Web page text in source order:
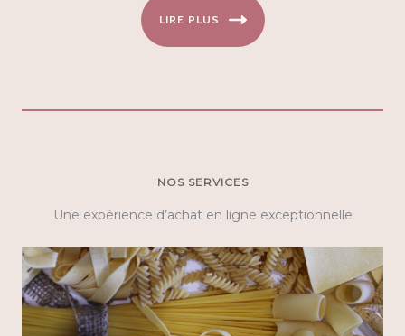
LIRE PLUS
NOS SERVICES
Une expérience d’achat en ligne exceptionnelle